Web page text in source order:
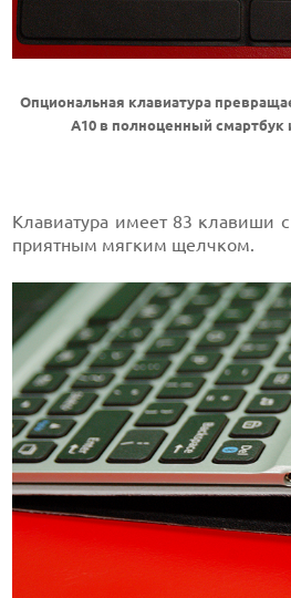
Опциональная клавиатура
A10 в полноценный смартбук
Клавиатура имеет 83 клавиши
приятным мягким щелчком.